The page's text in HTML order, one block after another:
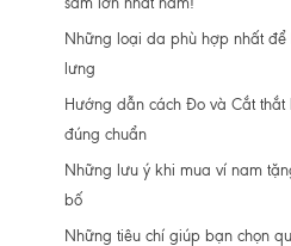
Những loại da phù hợp nhất để
lưng
Hướng dẫn cách Đo và Cắt thắt
đúng chuẩn
Những lưu ý khi mua ví nam
bố
Những tiêu chí giúp bạn chọn